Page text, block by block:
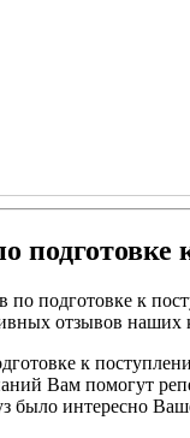
по подготовке к
отзывов наших
к
Вам помогут
было интересно